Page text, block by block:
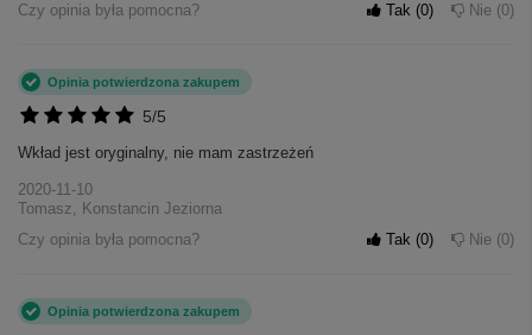
Czy opinia była pomocna?
Tak 0 Nie 0
5/5
Opinia potwierdzona zakupem
Wkład jest oryginalny, nie mam zastrzeżeń
2020-11-10
Tomasz, Konstancin Jeziorna
Czy opinia była pomocna?
Tak 0 Nie 0
Opinia potwierdzona zakupem